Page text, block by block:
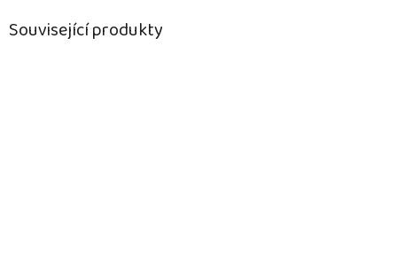
Související produkty